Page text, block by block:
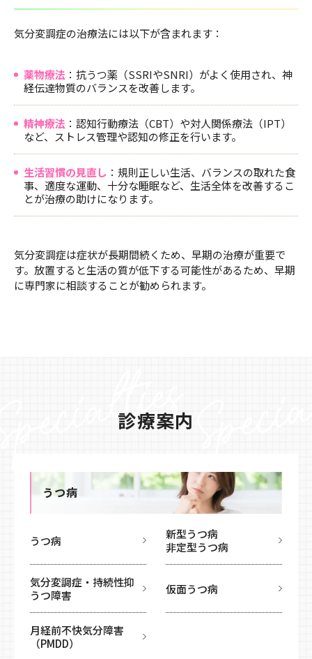
気分変調症の治療法には以下が含まれます：
薬物療法 ：抗うつ薬（SSRIやSNRI）がよく使用され、神
経伝達物質のバランスを改善します。
精神療法 ：認知行動療法（CBT）や対人関係療法（IPT）
など、ストレス管理や認知の修正を行います。
生活習慣の見直し ：規則正しい生活、バランスの取れた食
事、適度な運動、十分な睡眠など、生活全体を改善するこ
とが治療の助けになります。
気分変調症は症状が長期間続くため、早期の治療が重要で
す。放置すると生活の質が低下する可能性があるため、早期
に専門家に相談することが勧められます。
診療案内
うつ病
うつ病
新型うつ病
非定型うつ病
気分変調症・持続性抑
うつ障害
仮面うつ病
月経前不快気分障害
（PMDD）